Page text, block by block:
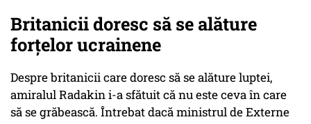
Britanicii doresc să se alăture
forțelor ucrainene
Despre britanicii care doresc să se alăture luptei,
amiralul Radakin i-a sfătuit că nu este ceva în care
să se grăbească. Întrebat dacă ministrul de Externe